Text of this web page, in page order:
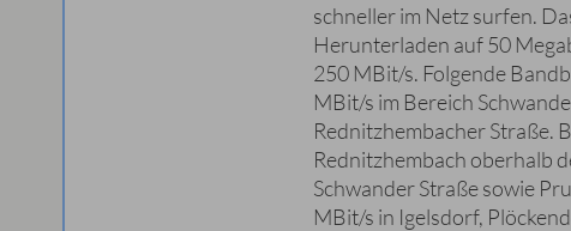
schneller im Netz surfen.
Herunterladen auf 50
250 MBit/s. Folgende
MBit/s im Bereich
Rednitzhembacher Straße.
Rednitzhembach oberhalb
Schwander Straße sowie
MBit/s in Igelsdorf,